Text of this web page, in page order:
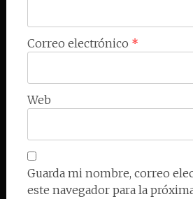
Correo electrónico *
Web
Guarda mi nombre, correo
este navegador para la